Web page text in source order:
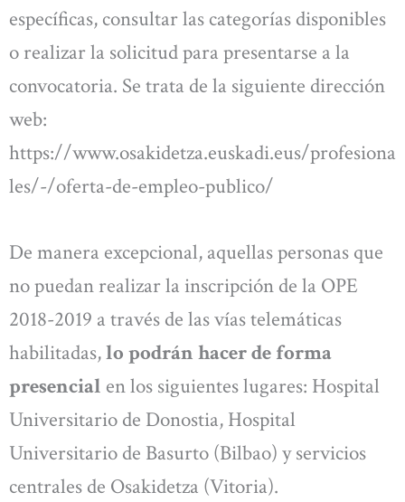
específicas, consultar las categorías disponibles
o realizar la solicitud para presentarse a la
convocatoria. Se trata de la siguiente dirección
web:
https://www.osakidetza.euskadi.eus/profesiona
les/-/oferta-de-empleo-publico/
De manera excepcional, aquellas personas que
no puedan realizar la inscripción de la OPE
2018-2019 a través de las vías telemáticas
habilitadas,lo podrán hacer de forma
presencial en los siguientes lugares: Hospital
Universitario de Donostia, Hospital
Universitario de Basurto (Bilbao) y servicios
centrales de Osakidetza (Vitoria).